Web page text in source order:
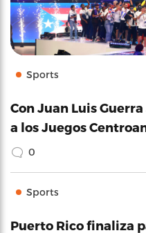
Sports
Con Juan Luis
a los Juegos
0
Sports
Puerto Rico finaliza